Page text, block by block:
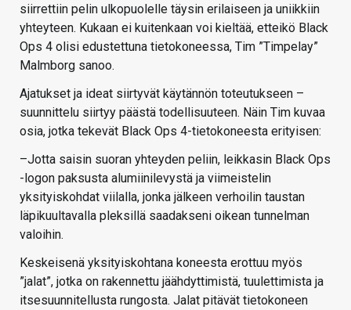
siirrettiin pelin ulkopuolelle täysin erilaiseen ja uniikkiin
yhteyteen. Kukaan ei kuitenkaan voi kieltää, etteikö Black
Ops 4 olisi edustettuna tietokoneessa, Tim ”Timpelay”
Malmborg sanoo.
Ajatukset ja ideat siirtyvät käytännön toteutukseen –
suunnittelu siirtyy päästä todellisuuteen. Näin Tim kuvaa
osia, jotka tekevät Black Ops 4-tietokoneesta erityisen:
–Jotta saisin suoran yhteyden peliin, leikkasin Black Ops
-logon paksusta alumiinilevystä ja viimeistelin
yksityiskohdat viilalla, jonka jälkeen verhoilin taustan
läpikuultavalla pleksillä saadakseni oikean tunnelman
valoihin.
Keskeisenä yksityiskohtana koneesta erottuu myös
”jalat”, jotka on rakennettu jäähdyttimistä, tuulettimista ja
itsesuunnitellusta rungosta. Jalat pitävät tietokoneen